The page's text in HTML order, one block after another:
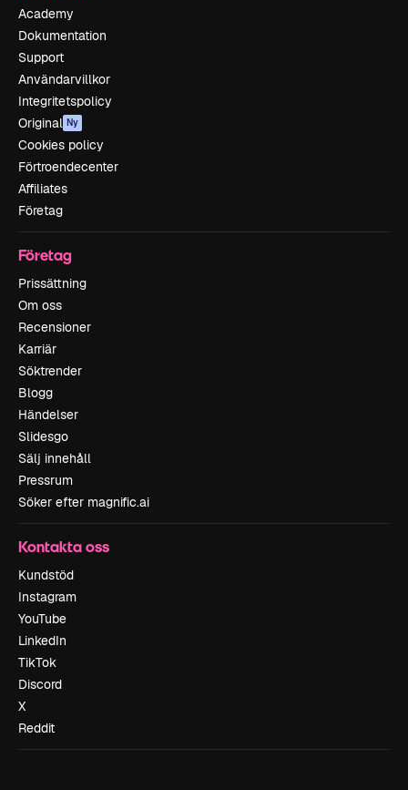
Academy
Dokumentation
Support
Användarvillkor
Integritetspolicy
Original Ny
Cookies policy
Förtroendecenter
Affiliates
Företag
Företag
Prissättning
Om oss
Recensioner
Karriär
Söktrender
Blogg
Händelser
Slidesgo
Sälj innehåll
Pressrum
Söker efter magnific.ai
Kontakta oss
Kundstöd
Instagram
YouTube
LinkedIn
TikTok
Discord
X
Reddit